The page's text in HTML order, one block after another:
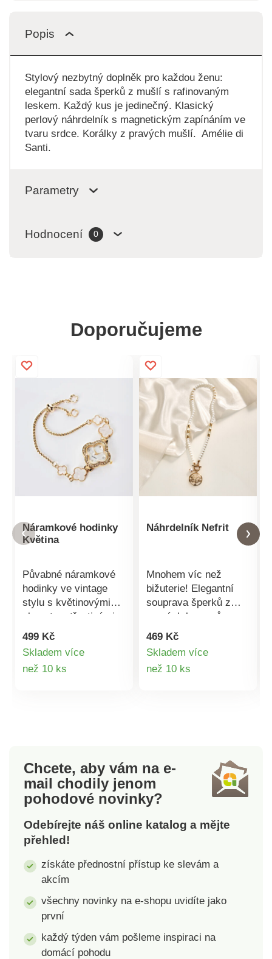
Popis
Stylový nezbytný doplněk pro každou ženu:
elegantní sada šperků z mušlí s rafinovaným
leskem. Každý kus je jedinečný. Klasický
perlový náhrdelník s magnetickým zapínáním ve
tvaru srdce. Korálky z pravých mušlí. Amélie di
Santi.
Parametry
Hodnocení 0
Doporučujeme
Náramkové hodinky
Květina
Půvabné náramkové
hodinky ve vintage
stylu s květinovými
akcenty a třpytivými
kamínky - hravé a
Jemný řemínek se
přizpůsobí každému
499 Kč
Skladem více
než 10 ks
Náhrdelník Nefrit
Mnohem víc než
bižuterie! Elegantní
souprava šperků z
pravých kamenů s
filigránovým stromem
dárkem nebo
talismanem pro štěstí.
469 Kč
Skladem více
než 10 ks
Chcete, aby vám na e-
mail chodily jenom
pohodové novinky?
Odebírejte náš online katalog a mějte
přehled!
získáte přednostní přístup ke slevám a
akcím
všechny novinky na e-shopu uvidíte jako
první
každý týden vám pošleme inspiraci na
domácí pohodu